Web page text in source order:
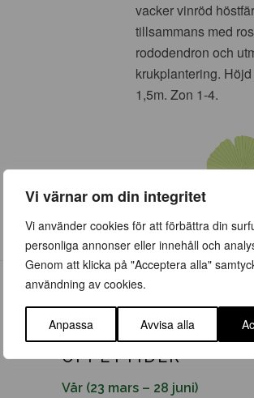
Vi värnar om din integritet
Vi använder cookies för att förbättra din
personliga annonser eller innehåll och
Genom att klicka på "Acceptera alla"
användning av cookies.
Anpassa Avvisa alla
vacker vinröd
tillsammans med
rododendron och
krukplantering.
1,5m. Zon 1-4.
ÖPPETTIDER
Vår (23 mars – 28 juni)